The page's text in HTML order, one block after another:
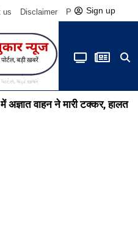
us Disclaimer Privacy Policy
Sign up
अज्ञात वाहन ने मारी टक्कर, हालत